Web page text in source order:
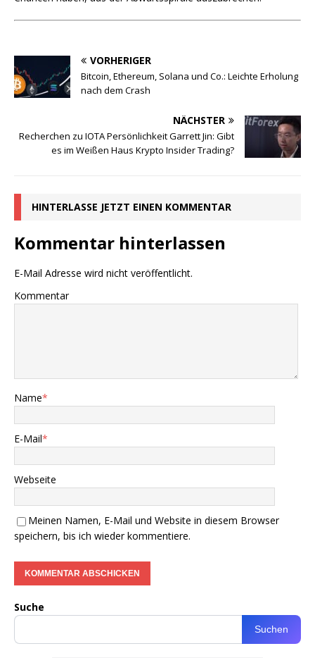
VORHERIGER
Bitcoin, Ethereum, Solana und Co.: Leichte Erholung
nach dem Crash
NÄCHSTER
Recherchen zu IOTA Persönlichkeit Garrett Jin: Gibt
es im Weißen Haus Krypto Insider Trading?
HINTERLASSE JETZT EINEN KOMMENTAR
Kommentar hinterlassen
E-Mail Adresse wird nicht veröffentlicht.
Kommentar
Name*
E-Mail*
Webseite
Meinen Namen, E-Mail und Website in diesem Browser
speichern, bis ich wieder kommentiere.
Suche
Suchen